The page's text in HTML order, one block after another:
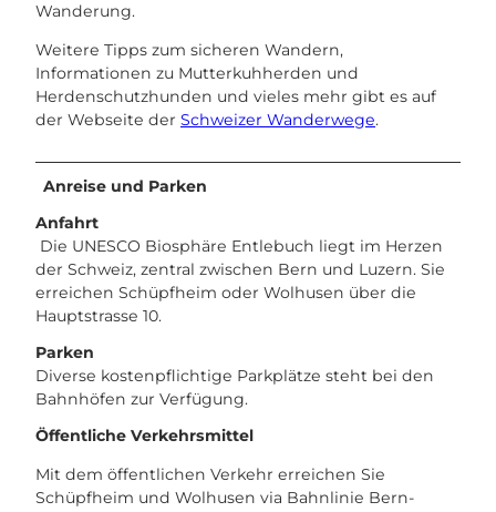
Wanderung.
Weitere Tipps zum sicheren Wandern,
Informationen zu Mutterkuhherden und
Herdenschutzhunden und vieles mehr gibt es auf
der Webseite der Schweizer Wanderwege.
Anreise und Parken
Anfahrt
Die UNESCO Biosphäre Entlebuch liegt im Herzen
der Schweiz, zentral zwischen Bern und Luzern. Sie
erreichen Schüpfheim oder Wolhusen über die
Hauptstrasse 10.
Parken
Diverse kostenpflichtige Parkplätze steht bei den
Bahnhöfen zur Verfügung.
Öffentliche Verkehrsmittel
Mit dem öffentlichen Verkehr erreichen Sie
Schüpfheim und Wolhusen via Bahnlinie Bern-